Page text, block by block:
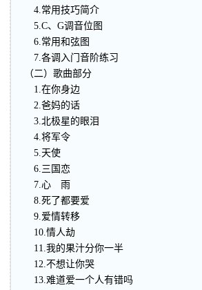
4.常用技巧简介
5.C、G调音位图
6.常用和弦图
7.各调入门音阶练习
（二）歌曲部分
1.在你身边
2.爸妈的话
3.北极星的眼泪
4.将军令
5.天使
6.三国恋
7.心 雨
8.死了都要爱
9.爱情转移
10.情人劫
11.我的果汁分你一半
12.不想让你哭
13.难道爱一个人有错吗